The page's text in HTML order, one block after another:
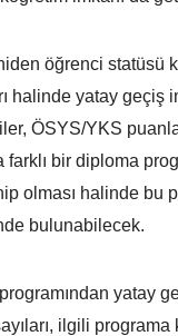
öğrenci statüsü
halinde yatay geçiş
ÖSYS/YKS
farklı bir diploma
olması halinde bu
bulunabilecek.
yatay
ilgili programa